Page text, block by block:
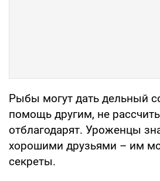
Рыбы могут дать дельный
помощь другим, не
отблагодарят. Уроженцы
хорошими друзьями – им
секреты.